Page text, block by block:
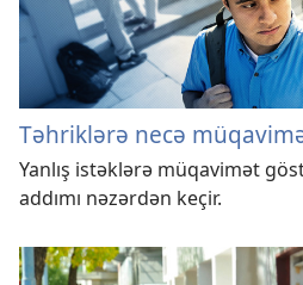
Təhriklərə necə
Yanlış istəklərə müqavimət
addımı nəzərdən keçir.